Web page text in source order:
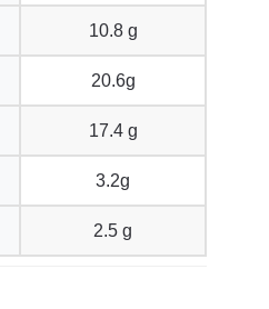
10.8 g
20.6g
17.4 g
3.2g
2.5 g